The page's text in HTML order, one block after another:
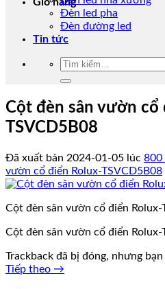
Đèn led pha
Đèn đường led
Tin tức
Tìm
Cột đèn sân vườn cổ
TSVCD5B08
Đã xuất bản 2024-01-05 lúc 800
vườn cổ điển Rolux-TSVCD5B08
Cột đèn sân vườn cổ điển Rolux-
Cột đèn sân vườn cổ điển Rolux-
Trackback đã bị đóng, nhưng
Tiếp theo →